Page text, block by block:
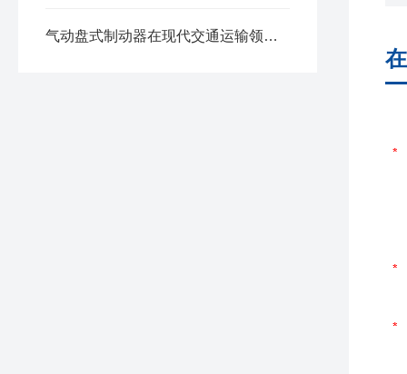
气动盘式制动器在现代交通运输领域中得到了广泛的应用